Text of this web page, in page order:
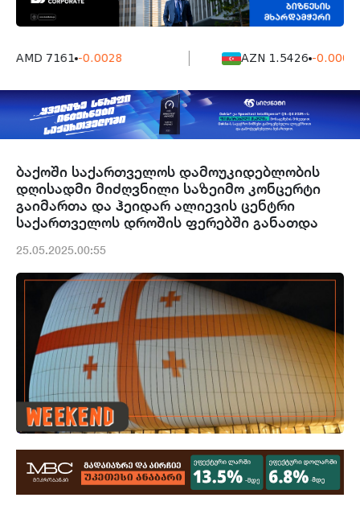
AMD 7161 -0.0028 AZN 1.5426 -0.0004
ბაქოში საქართველოს დამოუკიდებლობის
დღისადმი მიძღვნილი საზეიმო კონცერტი
გაიმართა და ჰეიდარ ალიევის ცენტრი
საქართველოს დროშის ფერებში განათდა
25.05.2025.00:55